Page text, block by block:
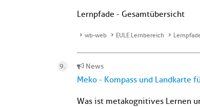
Lernpfade - Gesamtübersicht
wb-web EULE Lernbereich
News
Meko - Kompass und Landkarte
Was ist metakognitives Lernen